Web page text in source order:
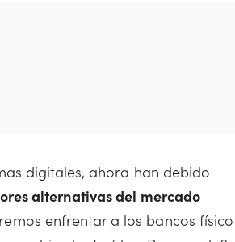
digitales, ahora han debido
alternativas del mercado
enfrentar a los bancos